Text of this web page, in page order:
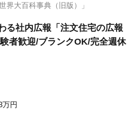
界大百科事典（旧版）」
る社内広報「注文住宅の広報
者歓迎/ブランクOK/完全週休
万円